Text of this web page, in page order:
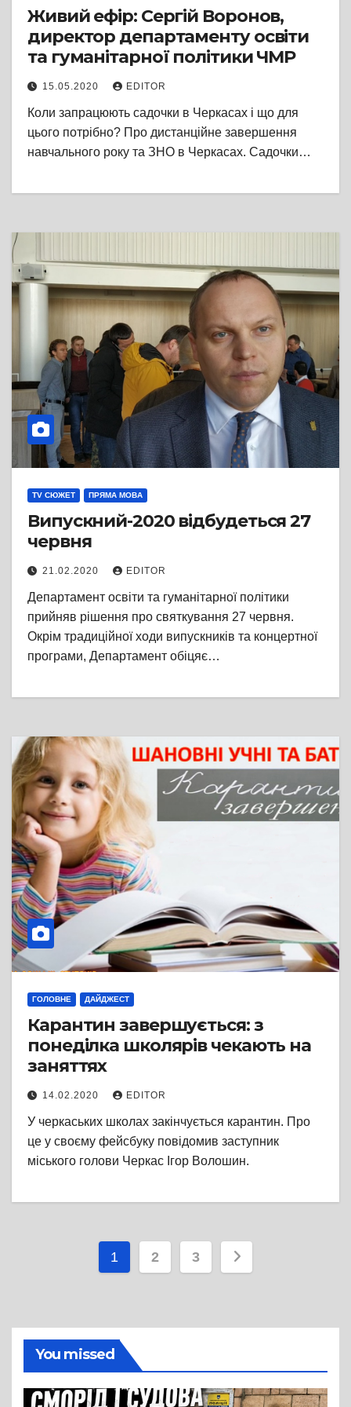
Живий ефір: Сергій Воронов,
директор департаменту освіти
та гуманітарної політики ЧМР
15.05.2020 EDITOR
Коли запрацюють садочки в Черкасах і що для
цього потрібно? Про дистанційне завершення
навчального року та ЗНО в Черкасах. Садочки…
TV СЮЖЕТ ПРЯМА МОВА
Випускний-2020 відбудеться 27
червня
21.02.2020 EDITOR
Департамент освіти та гуманітарної політики
прийняв рішення про святкування 27 червня.
Окрім традиційної ходи випускників та концертної
програми, Департамент обіцяє…
ГОЛОВНЕ ДАЙДЖЕСТ
Карантин завершується: з
понеділка школярів чекають на
заняттях
14.02.2020 EDITOR
У черкаських школах закінчується карантин. Про
це у своєму фейсбуку повідомив заступник
міського голови Черкас Ігор Волошин.
Пагінація
1 2 3
You missed